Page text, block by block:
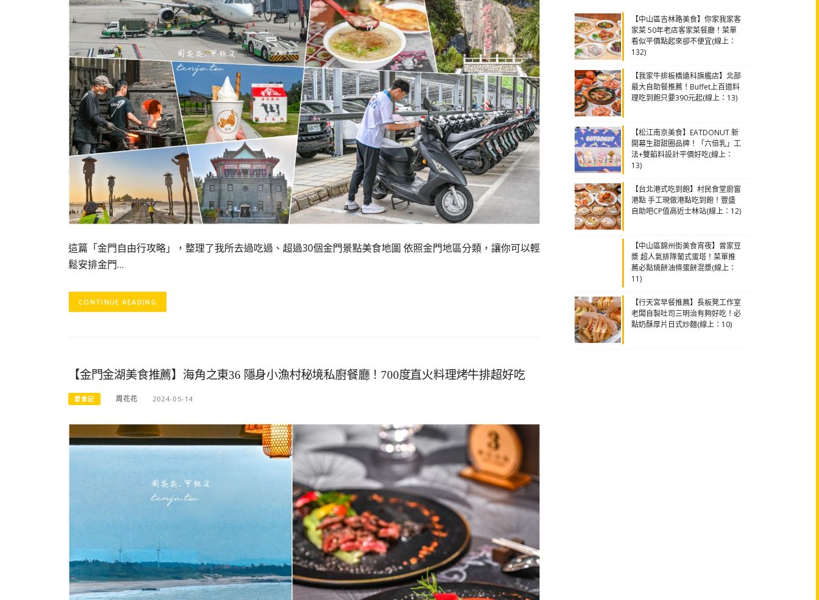
這篇「金門自由行攻略」，整理了我所去過吃過、超過30個金門景點美食地圖 依照金門地區分類，讓你可以輕
鬆安排金門…
CONTINUE READING
【金門金湖美食推薦】海角之東36 隱身小漁村秘境私廚餐廳！700度直火料理烤牛排超好吃
愛食記 周花花 2024-05-14
【中山區吉林路美食】你家我家客
家菜 50年老店客家菜餐廳！菜單
看似平價點起來卻不便宜(線上：
132)
【我家牛排板橋遠科旗艦店】北部
最大自助餐推薦！Buffet上百道料
理吃到飽只要390元起(線上：13)
【松江南京美食】EATDONUT 新
開幕生甜甜圈品牌！「六倍乳」工
法+雙餡料設計平價好吃(線上：
13)
【台北港式吃到飽】村民食堂廚窗
港點 手工現做港點吃到飽！豐盛
自助吧CP值高近士林站(線上：12)
【中山區錦州街美食宵夜】曾家豆
漿 超人氣排隊葡式蛋塔！菜單推
薦必點燒餅油條蛋餅混漿(線上：
11)
【行天宮早餐推薦】長板凳工作室
老闆自製吐司三明治有夠好吃！必
點奶酥厚片日式炒麵(線上：10)